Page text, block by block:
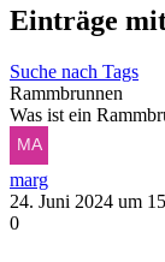
Einträge
Suche nach Tags
Rammbrunnen
Was ist ein
marg
24. Juni 2024 um
0